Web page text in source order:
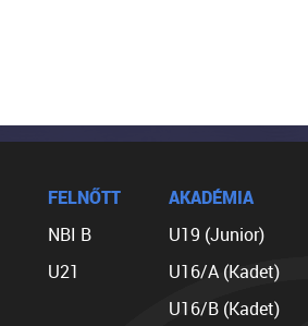
FELNŐTT
NBI B
U21
AKADÉMIA
U19 (Junior)
U16/A (Kadet)
U16/B (Kadet)